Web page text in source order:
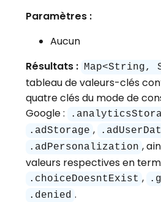
Paramètres :
Aucun
Résultats : Map<String,
tableau de valeurs-clés
quatre clés du mode de
Google :
.
. adStorage , .
. adPersonalization ,
valeurs respectives en
.choiceDoesntExist ,
.denied .